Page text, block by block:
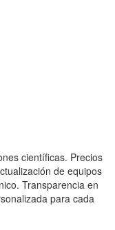
científicas. Precios
de equipos
Transparencia en
para cada